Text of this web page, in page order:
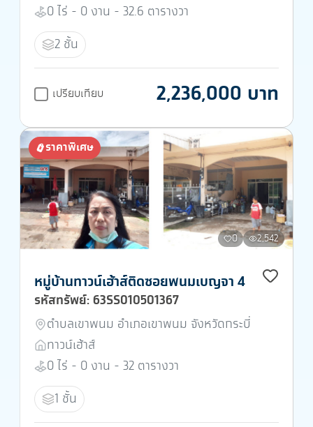
0 ไร่ - 0 งาน - 32.6 ตารางวา
2 ชั้น
เปรียบเทียบ 2,236,000 บาท
ราคาพิเศษ
0 2,542
หมู่บ้านทาวน์เฮ้าส์ติดซอยพนมเบญจา 4
รหัสทรัพย์: 63SS010501367
ตำบลเขาพนม อำเภอเขาพนม จังหวัดกระบี่
ทาวน์เฮ้าส์
0 ไร่ - 0 งาน - 32 ตารางวา
1 ชั้น